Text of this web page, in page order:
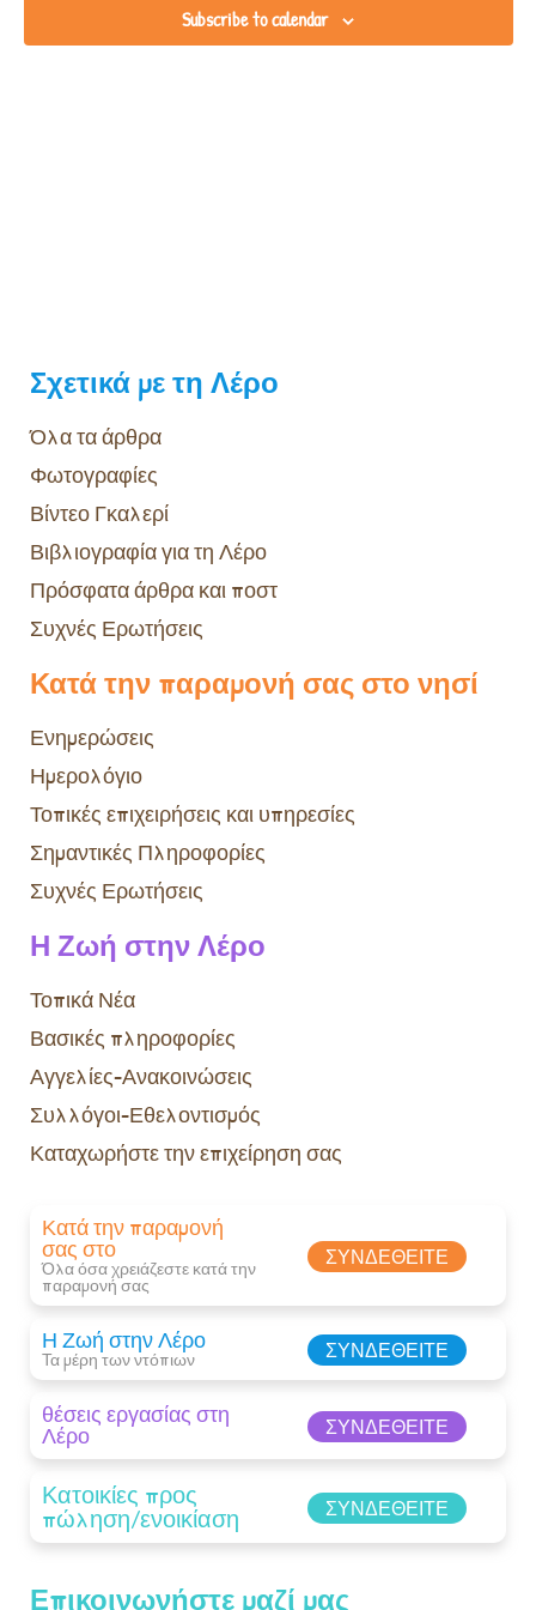
Subscribe to calendar
Επικοινωνήστε μαζί μας
Σχετικά με τη Λέρο
Όλα τα άρθρα
Φωτογραφίες
Βίντεο Γκαλερί
Βιβλιογραφία για τη Λέρο
Πρόσφατα άρθρα και ποστ
Συχνές Ερωτήσεις
Κατά την παραμονή σας στο νησί
Ενημερώσεις
Ημερολόγιο
Τοπικές επιχειρήσεις και υπηρεσίες
Σημαντικές Πληροφορίες
Συχνές Ερωτήσεις
Η Ζωή στην Λέρο
Τοπικά Νέα
Βασικές πληροφορίες
Αγγελίες-Ανακοινώσεις
Συλλόγοι-Εθελοντισμός
Καταχωρήστε την επιχείρηση σας
Κατά την παραμονή
σας στο
Όλα όσα χρειάζεστε κατά την
παραμονή σας​
ΣΥΝΔΕΘΕΊΤΕ
Η Ζωή στην Λέρο
Τα μέρη των ντόπιων ΣΥΝΔΕΘΕΊΤΕ
θέσεις εργασίας στη
Λέρο ΣΥΝΔΕΘΕΊΤΕ
Κατοικίες προς
πώληση/ενοικίαση ΣΥΝΔΕΘΕΊΤΕ